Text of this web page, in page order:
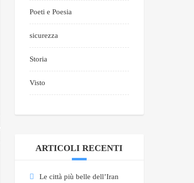
Poeti e Poesia
sicurezza
Storia
Visto
ARTICOLI RECENTI
Le città più belle dell’Iran